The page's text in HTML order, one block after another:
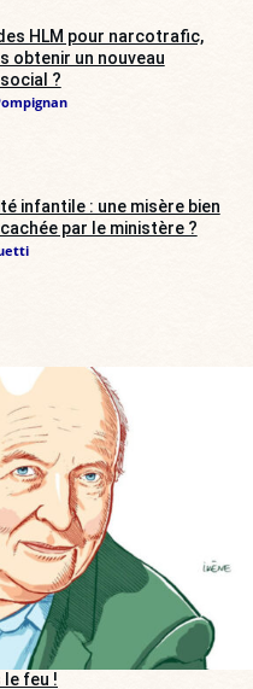
HLM pour narcotrafic,
obtenir un nouveau
?
infantile : une misère bien
par le ministère ?
le feu !